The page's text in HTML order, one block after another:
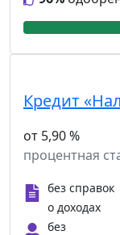
Кредит
от 5,90 %
процентная
без справок
о доходах
без